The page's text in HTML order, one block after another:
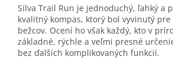
Silva Trail Run je jednoduchý, ľahký a
kvalitný kompas, ktorý bol vyvinutý
bežcov. Ocení ho však každý, kto v
základné, rýchle a veľmi presné
bez ďalších komplikovaných funkcií.